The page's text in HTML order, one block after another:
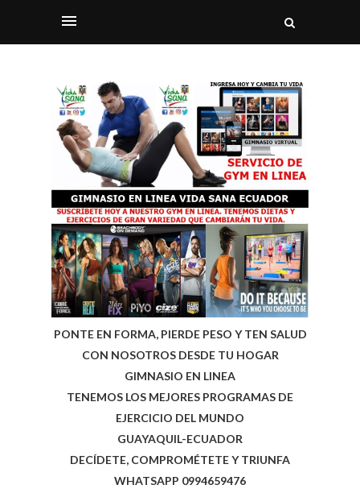
PONTE EN FORMA, PIERDE PESO Y TEN SALUD
CON NOSOTROS DESDE TU HOGAR
GIMNASIO EN LINEA
TENEMOS LOS MEJORES PROGRAMAS DE
EJERCICIO DEL MUNDO
GUAYAQUIL-ECUADOR
DECÍDETE, COMPROMÉTETE Y TRIUNFA
WHATSAPP 0994659476